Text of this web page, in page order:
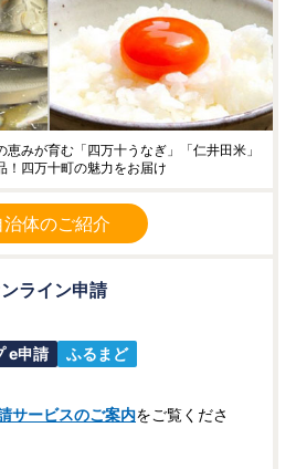
みが育む「四万十うなぎ」「仁井田米」
！四万十町の魅力をお届け
治体のご紹介
ライン申請
e申請
ふるまど
サービスのご案内をご覧くださ